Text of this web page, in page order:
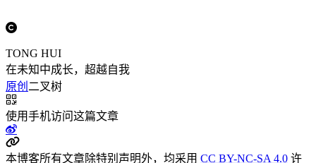
TONG HUI
在未知中成长，超越自我
原创 二叉树
使用手机访问这篇文章
本博客所有文章除特别声明外，均采用 CC BY-NC-SA 4.0 许